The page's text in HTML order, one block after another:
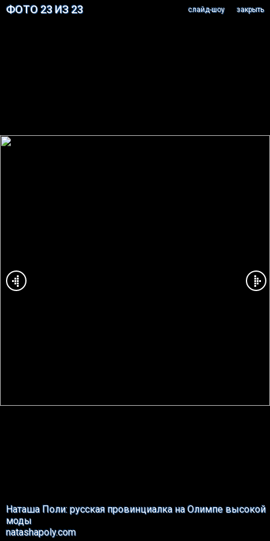
ФОТО 23 ИЗ 23 закрыть
cлайд-шоу
Наташа Поли: русская провинциалка на Олимпе высокой
моды
natashapoly.com